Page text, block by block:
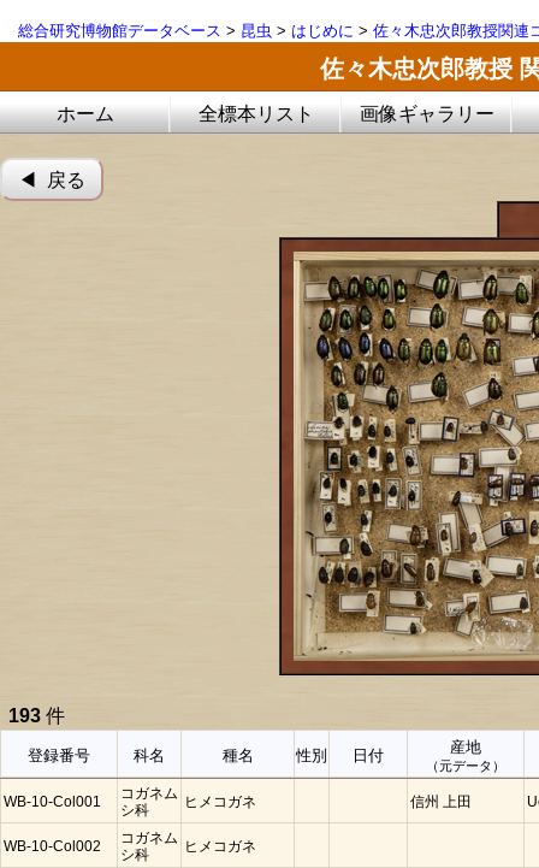
総合研究博物館データベース > 昆虫 > はじめに > 佐々木忠次郎教授関連
佐々木忠次郎教授
ホーム 全標本リスト 画像ギャラリー
◀︎ 戻る
193 件
登録番号 科名 種名 性別 日付 産地
（元データ）
WB-10-Col001
コガネム
シ科
ヒメコガネ 信州 上田
WB-10-Col002
コガネム
シ科
ヒメコガネ